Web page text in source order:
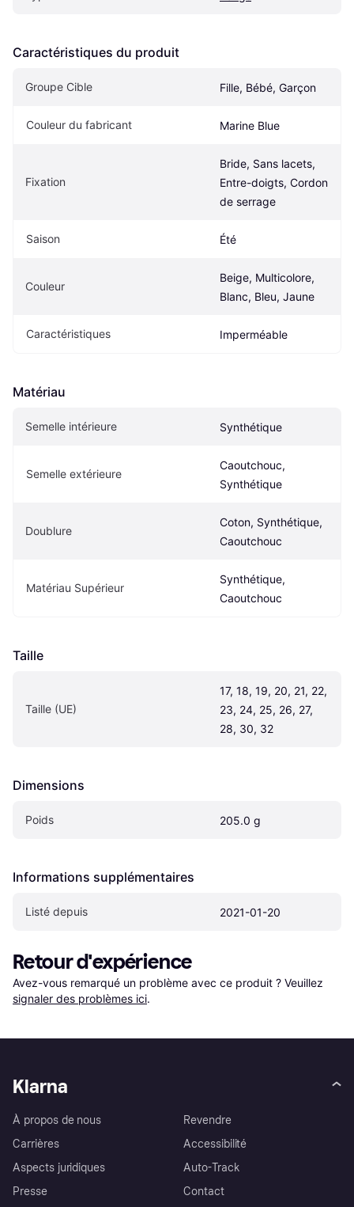
Caractéristiques du produit
Groupe Cible Fille, Bébé, Garçon
Couleur du fabricant Marine Blue
Fixation
Bride, Sans lacets,
Entre-doigts, Cordon
de serrage
Saison Été
Couleur
Beige, Multicolore,
Blanc, Bleu, Jaune
Caractéristiques Imperméable
Matériau
Semelle intérieure Synthétique
Semelle extérieure
Caoutchouc,
Synthétique
Doublure
Coton, Synthétique,
Caoutchouc
Matériau Supérieur
Synthétique,
Caoutchouc
Taille
Taille (UE)
17, 18, 19, 20, 21, 22,
23, 24, 25, 26, 27,
28, 30, 32
Dimensions
Poids 205.0 g
Informations supplémentaires
Listé depuis 2021-01-20
Retour d'expérience
Avez-vous remarqué un problème avec ce produit ? Veuillez
signaler des problèmes ici.
Klarna
À propos de nous
Carrières
Aspects juridiques
Presse
Revendre
Accessibilité
Auto-Track
Contact